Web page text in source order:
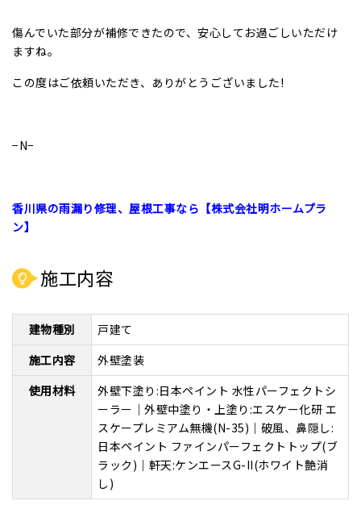
傷んでいた部分が補修できたので、安心してお過ごしいただけ
ますね。
この度はご依頼いただき、ありがとうございました!
−N−
香川県の雨漏り修理、屋根工事なら【株式会社明ホームプラ
ン】
施工内容
建物種別
戸建て
施工内容
外壁塗装
使用材料
外壁下塗り:日本ペイント 水性パーフェクトシ
ーラー｜外壁中塗り・上塗り:エスケー化研 エ
スケープレミアム無機(N-35)｜破風、鼻隠し:
日本ペイント ファインパーフェクトトップ(ブ
ラック)｜軒天:ケンエースG-II(ホワイト艶消
し)